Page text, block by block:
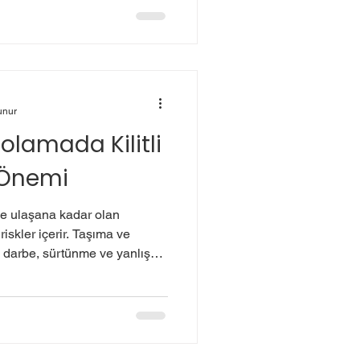
sorunların önüne
Kilitli
ulaşana kadar olan
içerir. Taşıma ve
sürtünme ve yanlış
riskini minimuma indirmek